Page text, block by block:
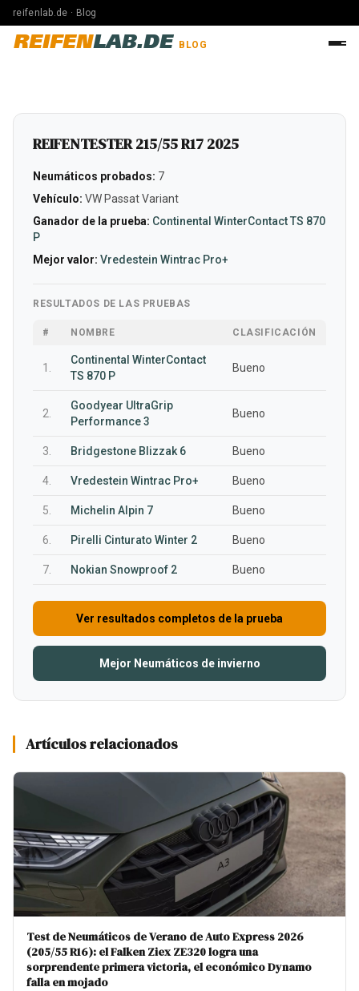
reifenlab.de · Blog
REIFENLAB.DE BLOG
REIFENTESTER 215/55 R17 2025
Neumáticos probados: 7
Vehículo: VW Passat Variant
Ganador de la prueba: Continental WinterContact TS 870
P
Mejor valor: Vredestein Wintrac Pro+
RESULTADOS DE LAS PRUEBAS
# NOMBRE CLASIFICACIÓN
1.
Continental WinterContact
TS 870 P
Bueno
2.
Goodyear UltraGrip
Performance 3
Bueno
3. Bridgestone Blizzak 6 Bueno
4. Vredestein Wintrac Pro+ Bueno
5. Michelin Alpin 7 Bueno
6. Pirelli Cinturato Winter 2 Bueno
7. Nokian Snowproof 2 Bueno
Ver resultados completos de la prueba
Mejor Neumáticos de invierno
Artículos relacionados
Test de Neumáticos de Verano de Auto Express 2026
(205/55 R16): el Falken Ziex ZE320 logra una
sorprendente primera victoria, el económico Dynamo
falla en mojado